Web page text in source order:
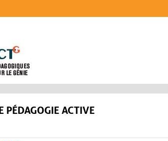
PÉDAGOGIE ACTIVE